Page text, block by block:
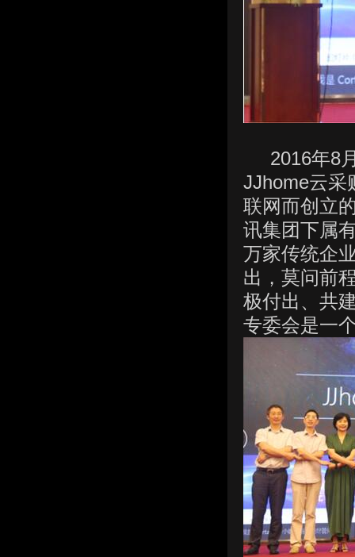
2016年8月
JJhome云采
联网而创立
讯集团下属
万家传统企
出，莫问前
极付出、共
专委会